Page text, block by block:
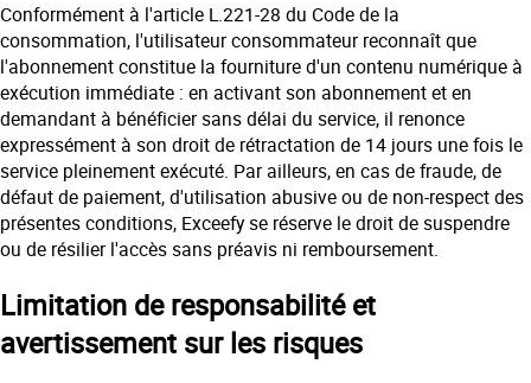
Conformément à l'article L.221-28 du Code de la
consommation, l'utilisateur consommateur reconnaît que
l'abonnement constitue la fourniture d'un contenu numérique à
exécution immédiate : en activant son abonnement et en
demandant à bénéficier sans délai du service, il renonce
expressément à son droit de rétractation de 14 jours une fois le
service pleinement exécuté. Par ailleurs, en cas de fraude, de
défaut de paiement, d'utilisation abusive ou de non-respect des
présentes conditions, Exceefy se réserve le droit de suspendre
ou de résilier l'accès sans préavis ni remboursement.
Limitation de responsabilité et
avertissement sur les risques